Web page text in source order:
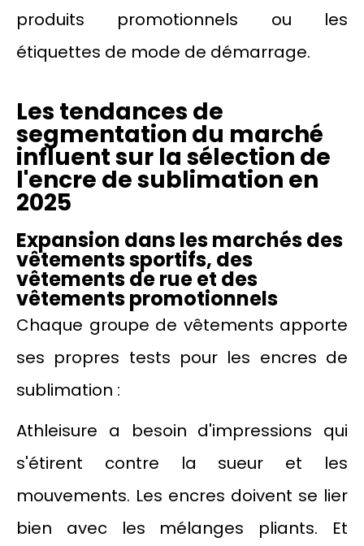
produits promotionnels ou les
étiquettes de mode de démarrage.
Les tendances de
segmentation du marché
influent sur la sélection de
l'encre de sublimation en
2025
Expansion dans les marchés des
vêtements sportifs, des
vêtements de rue et des
vêtements promotionnels
Chaque groupe de vêtements apporte
ses propres tests pour les encres de
sublimation :
Athleisure a besoin d'impressions qui
s'étirent contre la sueur et les
mouvements. Les encres doivent se lier
bien avec les mélanges pliants. Et